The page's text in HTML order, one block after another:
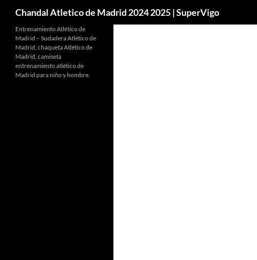
Chandal Atletico de Madrid 2024 2025 | SuperVigo
Entrenamiento Atlético de
Madrid – Sudadera Atlético de
Madrid, chaqueta Atlético de
Madrid, camiseta
entrenamiento atlético de
Madrid para niño y hombre.